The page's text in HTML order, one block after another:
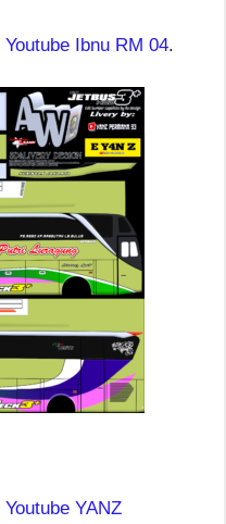
Youtube Ibnu RM 04.
Youtube YANZ